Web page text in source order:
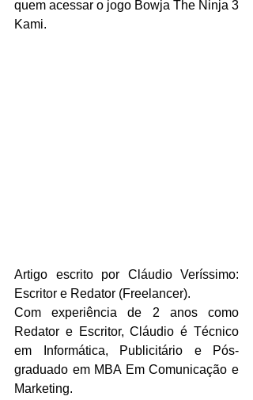
quem acessar o jogo Bowja The Ninja 3
Kami.
Artigo escrito por Cláudio Veríssimo:
Escritor e Redator (Freelancer).
Com experiência de 2 anos como
Redator e Escritor, Cláudio é Técnico
em Informática, Publicitário e Pós-
graduado em MBA Em Comunicação e
Marketing.